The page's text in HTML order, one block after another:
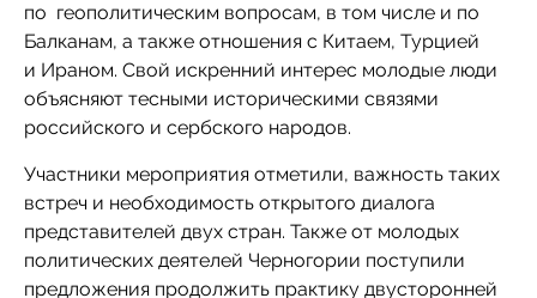
по геополитическим вопросам, в том числе и по
Балканам, а также отношения с Китаем, Турцией
и Ираном. Свой искренний интерес молодые люди
объясняют тесными историческими связями
российского и сербского народов.
Участники мероприятия отметили, важность таких
встреч и необходимость открытого диалога
представителей двух стран. Также от молодых
политических деятелей Черногории поступили
предложения продолжить практику двусторонней